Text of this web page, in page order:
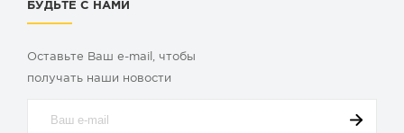
БУДЬТЕ С НАМИ
Оставьте Ваш e-mail, чтобы
получать наши новости